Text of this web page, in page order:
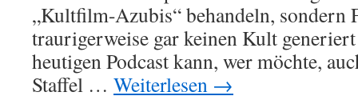
„Kultfilm-Azubis“ behandeln, sondern
traurigerweise gar keinen Kult
heutigen Podcast kann, wer möchte,
Staffel … Weiterlesen →